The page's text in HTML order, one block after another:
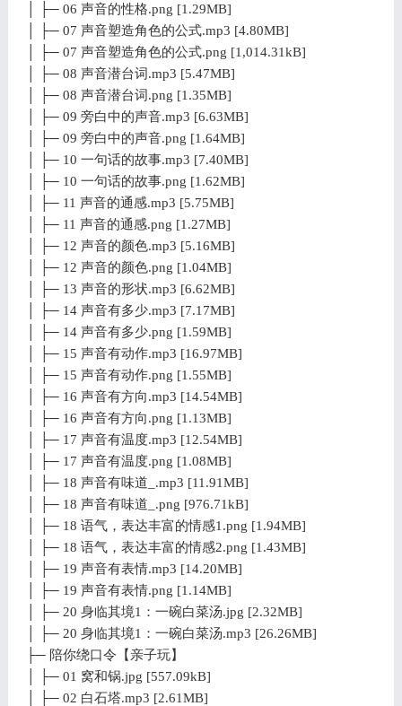
│ ├─ 06 声音的性格.png [1.29MB]
│ ├─ 07 声音塑造角色的公式.mp3 [4.80MB]
│ ├─ 07 声音塑造角色的公式.png [1,014.31kB]
│ ├─ 08 声音潜台词.mp3 [5.47MB]
│ ├─ 08 声音潜台词.png [1.35MB]
│ ├─ 09 旁白中的声音.mp3 [6.63MB]
│ ├─ 09 旁白中的声音.png [1.64MB]
│ ├─ 10 一句话的故事.mp3 [7.40MB]
│ ├─ 10 一句话的故事.png [1.62MB]
│ ├─ 11 声音的通感.mp3 [5.75MB]
│ ├─ 11 声音的通感.png [1.27MB]
│ ├─ 12 声音的颜色.mp3 [5.16MB]
│ ├─ 12 声音的颜色.png [1.04MB]
│ ├─ 13 声音的形状.mp3 [6.62MB]
│ ├─ 14 声音有多少.mp3 [7.17MB]
│ ├─ 14 声音有多少.png [1.59MB]
│ ├─ 15 声音有动作.mp3 [16.97MB]
│ ├─ 15 声音有动作.png [1.55MB]
│ ├─ 16 声音有方向.mp3 [14.54MB]
│ ├─ 16 声音有方向.png [1.13MB]
│ ├─ 17 声音有温度.mp3 [12.54MB]
│ ├─ 17 声音有温度.png [1.08MB]
│ ├─ 18 声音有味道_.mp3 [11.91MB]
│ ├─ 18 声音有味道_.png [976.71kB]
│ ├─ 18 语气，表达丰富的情感1.png [1.94MB]
│ ├─ 18 语气，表达丰富的情感2.png [1.43MB]
│ ├─ 19 声音有表情.mp3 [14.20MB]
│ ├─ 19 声音有表情.png [1.14MB]
│ ├─ 20 身临其境1：一碗白菜汤.jpg [2.32MB]
│ ├─ 20 身临其境1：一碗白菜汤.mp3 [26.26MB]
├─ 陪你绕口令【亲子玩】
│ ├─ 01 窝和锅.jpg [557.09kB]
│ ├─ 02 白石塔.mp3 [2.61MB]